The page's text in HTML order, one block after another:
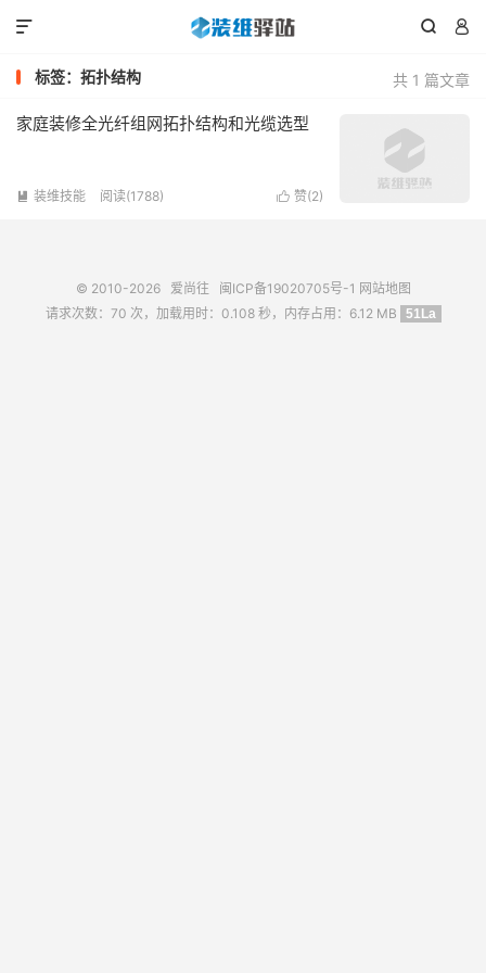
 

共 1 篇文章
标签：拓扑结构
家庭装修全光纤组网拓扑结构和光缆选型
 赞(2)
 装维技能 阅读(1788)
© 2010-2026 爱尚往 闽ICP备19020705号-1 网站地图
请求次数：70 次，加载用时：0.108 秒，内存占用：6.12 MB
51La